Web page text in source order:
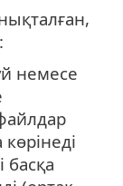
немесе
басқа